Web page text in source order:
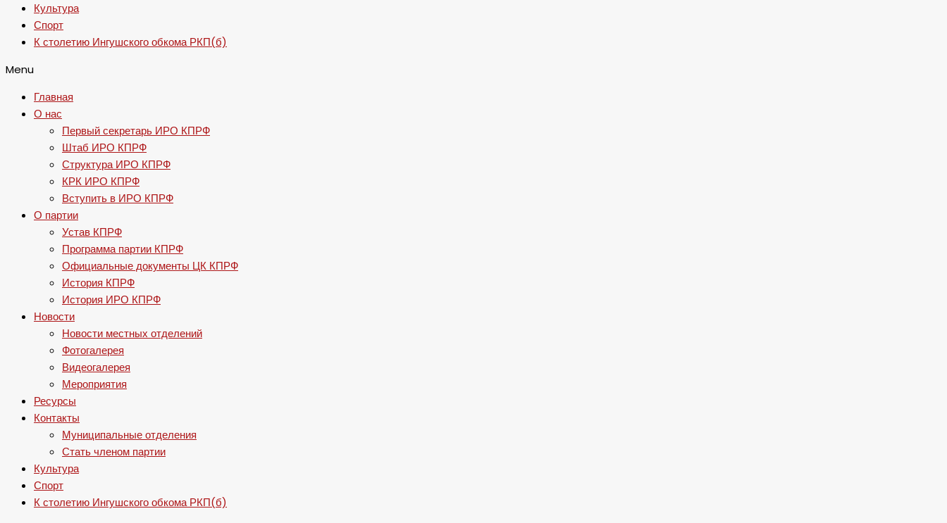
Культура
Спорт
К столетию Ингушского обкома РКП(б)
Menu
Главная
О нас
Первый секретарь ИРО КПРФ
Штаб ИРО КПРФ
Структура ИРО КПРФ
КРК ИРО КПРФ
Вступить в ИРО КПРФ
О партии
Устав КПРФ
Программа партии КПРФ
Официальные документы ЦК КПРФ
История КПРФ
История ИРО КПРФ
Новости
Новости местных отделений
Фотогалерея
Видеогалерея
Мероприятия
Ресурсы
Контакты
Муниципальные отделения
Стать членом партии
Культура
Спорт
К столетию Ингушского обкома РКП(б)